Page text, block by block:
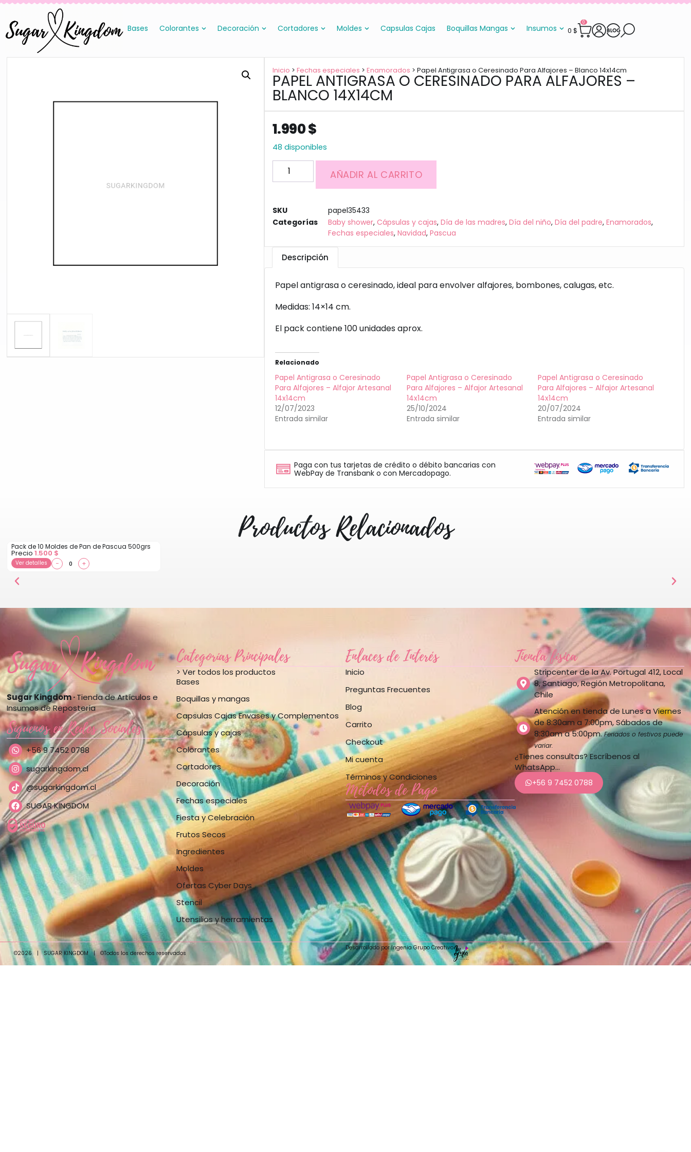
Bases Colorantes Decoración Cortadores Moldes Capsulas Cajas Boquillas Mangas Insumos 0 $
0
Inicio > Fechas especiales > Enamorados > Papel Antigrasa o Ceresinado Para Alfajores – Blanco 14x14cm
PAPEL ANTIGRASA O CERESINADO PARA ALFAJORES –
BLANCO 14X14CM
1.990$
48 disponibles
AÑADIR AL CARRITO
SKU
papel35433
Categorías
Baby shower, Cápsulas y cajas, Día de las madres, Día del niño, Día del padre, Enamorados,
Fechas especiales, Navidad, Pascua
Descripción
Papel antigrasa o ceresinado, ideal para envolver alfajores, bombones, calugas, etc.
Medidas: 14×14 cm.
El pack contiene 100 unidades aprox.
Relacionado
Papel Antigrasa o Ceresinado
Para Alfajores – Alfajor Artesanal
14x14cm
12/07/2023
Entrada similar
Papel Antigrasa o Ceresinado
Para Alfajores – Alfajor Artesanal
14x14cm
25/10/2024
Entrada similar
Papel Antigrasa o Ceresinado
Para Alfajores – Alfajor Artesanal
14x14cm
20/07/2024
Entrada similar
Paga con tus tarjetas de crédito o débito bancarias con
WebPay de Transbank o con Mercadopago.
Productos Relacionados
Pack de 10 Moldes de Pan de Pascua 500grs
Precio1.500 $
Ver detalles − +
Sugar Kingdom ·Tienda de Artículos e
Insumos de Repostería
Síguenos en Redes Sociales
+56 9 7452 0788
sugarkingdom.cl
@sugarkingdom.cl
SUGAR KINGDOM
Categorías Principales
> Ver todos los productos
Bases
Boquillas y mangas
Capsulas Cajas Envases y Complementos
Cápsulas y cajas
Colorantes
Cortadores
Decoración
Fechas especiales
Fiesta y Celebración
Frutos Secos
Ingredientes
Moldes
Ofertas Cyber Days
Stencil
Utensilios y herramientas
Enlaces de Interés
Inicio
Preguntas Frecuentes
Blog
Carrito
Checkout
Mi cuenta
Términos y Condiciones
Métodos de Pago
Tienda física
Stripcenter de la Av. Portugal 412, Local
8, Santiago, Región Metropolitana,
Chile
Atención en tienda de Lunes a Viernes
de 8:30am a 7:00pm, Sábados de
8:30am a 5:00pm.Feriados o festivos puede
variar.
¿Tienes consultas? Escríbenos al
WhatsApp…
+56 9 7452 0788
©2026 | SUGAR KINGDOM | ©Todos los derechos reservados
Desarrollado por Ingenia Grupo Creativo